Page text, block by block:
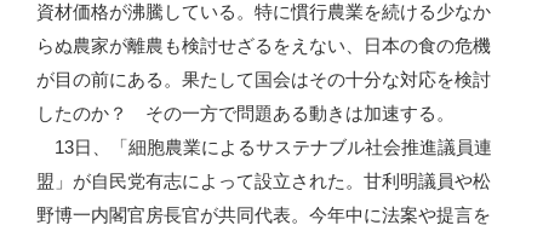
る
だ
け”
の
資材価格が沸騰している。特に慣行農業を続ける少なか
らぬ農家が離農も検討せざるをえない、日本の食の危機
が目の前にある。果たして国会はその十分な対応を検討
したのか？ その一方で問題ある動きは加速する。
13日、「細胞農業によるサステナブル社会推進議員連
盟」が自民党有志によって設立された。甘利明議員や松
野博一内閣官房長官が共同代表。今年中に法案や提言を